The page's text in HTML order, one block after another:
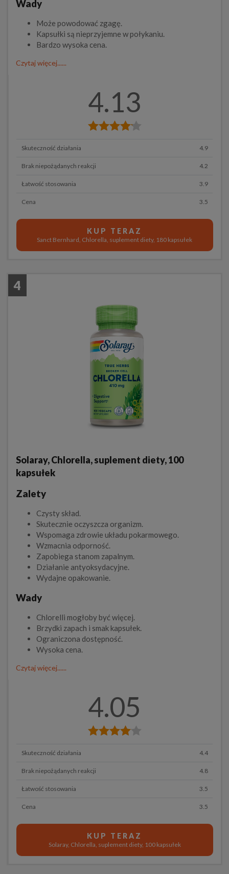
Wady
Może powodować zgagę.
Kapsułki są nieprzyjemne w połykaniu.
Bardzo wysoka cena.
Czytaj więcej......
4.13
Skuteczność działania 4.9
Brak niepożądanych reakcji 4.2
Łatwość stosowania 3.9
Cena 3.5
KUP TERAZ
Sanct Bernhard, Chlorella, suplement diety, 180 kapsułek
4
Solaray, Chlorella, suplement diety, 100
kapsułek
Zalety
Czysty skład.
Skutecznie oczyszcza organizm.
Wspomaga zdrowie układu pokarmowego.
Wzmacnia odporność.
Zapobiega stanom zapalnym.
Działanie antyoksydacyjne.
Wydajne opakowanie.
Wady
Chlorelli mogłoby być więcej.
Brzydki zapach i smak kapsułek.
Ograniczona dostępność.
Wysoka cena.
Czytaj więcej......
4.05
Skuteczność działania 4.4
Brak niepożądanych reakcji 4.8
Łatwość stosowania 3.5
Cena 3.5
KUP TERAZ
Solaray, Chlorella, suplement diety, 100 kapsułek